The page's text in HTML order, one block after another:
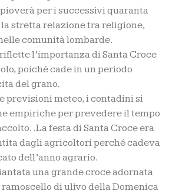
per i successivi quaranta
stretta relazione tra religione,
comunità lombarde.
l’importanza di Santa Croce
poiché cade in un periodo
del grano.
previsioni meteo, i contadini si
empiriche per prevedere il tempo
.La festa di Santa Croce era
dagli agricoltori perché cadeva
dell’anno agrario.
una grande croce adornata
ramoscello di ulivo della Domenica